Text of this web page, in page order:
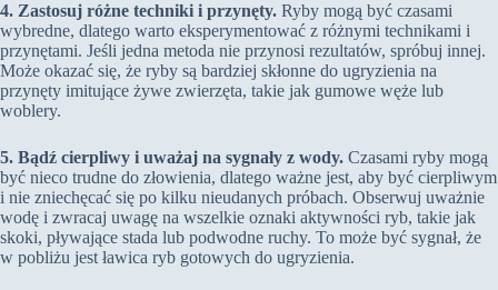
4. Zastosuj różne techniki i przynęty. Ryby mogą być czasami
wybredne, dlatego warto eksperymentować z różnymi technikami i
przynętami. Jeśli jedna metoda nie przynosi rezultatów, spróbuj innej.
Może okazać się, że ryby są bardziej skłonne do ugryzienia na
przynęty imitujące żywe zwierzęta, takie jak gumowe węże lub
woblery.
5. Bądź cierpliwy i uważaj na sygnały z wody. Czasami ryby mogą
być nieco trudne do złowienia, dlatego ważne jest, aby być cierpliwym
i nie zniechęcać się po kilku nieudanych próbach. Obserwuj uważnie
wodę i zwracaj uwagę na wszelkie oznaki aktywności ryb, takie jak
skoki, pływające stada lub podwodne ruchy. To może być sygnał, że
w pobliżu jest ławica ryb gotowych do ugryzienia.